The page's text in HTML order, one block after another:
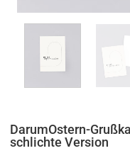
DarumOstern-
schlichte Version